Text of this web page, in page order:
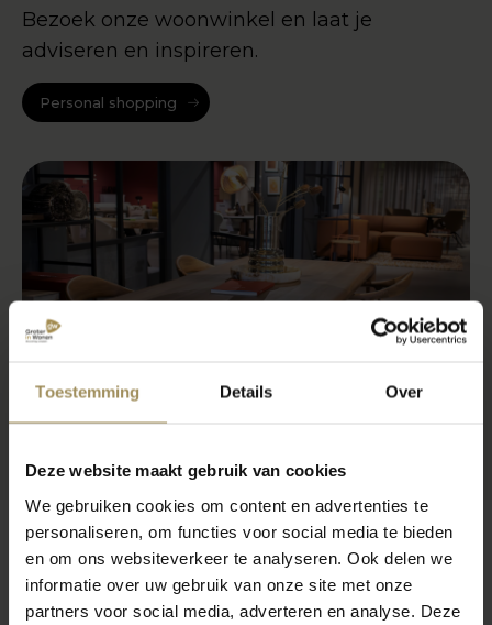
Toestemming Details Over
Deze website maakt gebruik van cookies
We gebruiken cookies om content en advertenties te
personaliseren, om functies voor social media te bieden
en om ons websiteverkeer te analyseren. Ook delen we
informatie over uw gebruik van onze site met onze
partners voor social media, adverteren en analyse. Deze
Bezoek onze woonwinkel en laat je
adviseren en inspireren.
Personal shopping
Veelgestelde vragen